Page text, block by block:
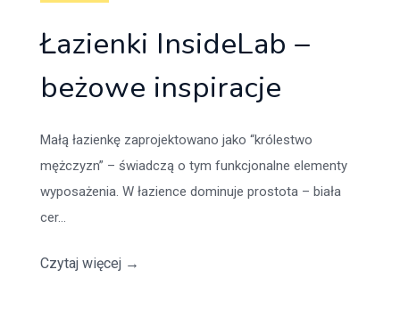
Łazienki InsideLab –
beżowe inspiracje
Małą łazienkę zaprojektowano jako “królestwo
mężczyzn” – świadczą o tym funkcjonalne elementy
wyposażenia. W łazience dominuje prostota – biała
cer...
Czytaj więcej →